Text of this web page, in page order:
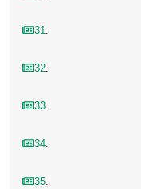
31.
32.
33.
34.
35.